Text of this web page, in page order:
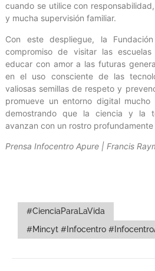
cuando se utilice con
y mucha supervisión familiar.
Con este despliegue, la
compromiso de visitar las
educar con amor a las futuras
en el uso consciente de las
valiosas semillas de respeto y
promueve un entorno digital
demostrando que la ciencia y la
avanzan con un rostro profundamente
Prensa Infocentro Apure | Francis
#CienciaParaLaVida
#Mincyt #Infocentro